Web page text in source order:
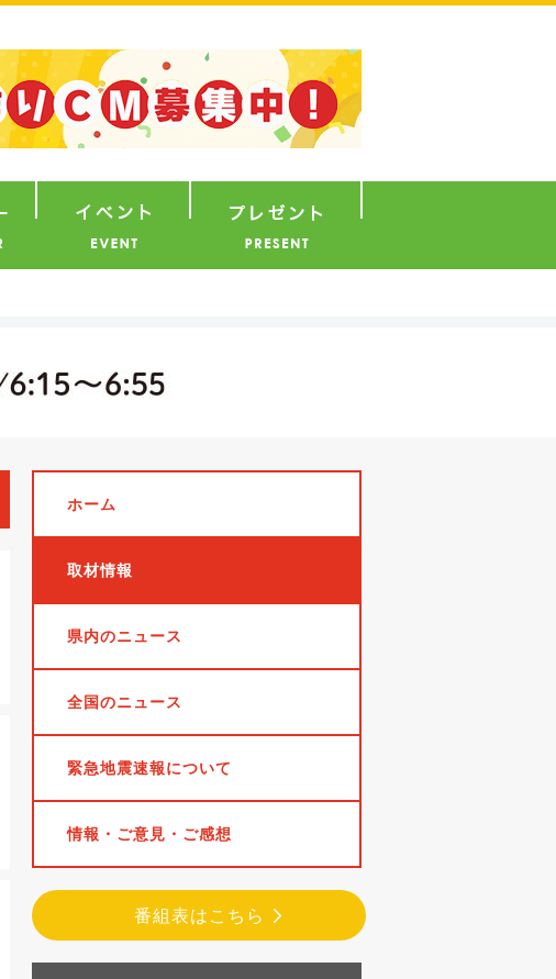
ホーム
取材情報
県内のニュース
全国のニュース
緊急地震速報について
情報・ご意見・ご感想
番組表はこちら